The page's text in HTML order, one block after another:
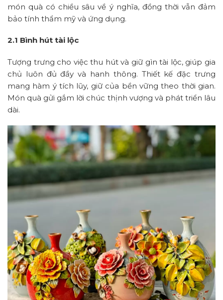
món quà có chiều sâu về ý nghĩa, đồng thời vẫn đảm
bảo tính thẩm mỹ và ứng dụng.
2.1 Bình hút tài lộc
Tượng trưng cho việc thu hút và giữ gìn tài lộc, giúp gia
chủ luôn đủ đầy và hanh thông. Thiết kế đặc trưng
mang hàm ý tích lũy, giữ của bền vững theo thời gian.
Món quà gửi gắm lời chúc thịnh vượng và phát triển lâu
dài.